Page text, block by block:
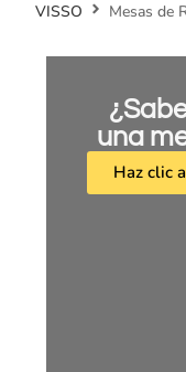
VISSO Mesas de
una
Haz clic